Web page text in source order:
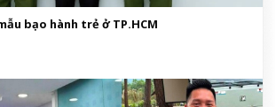
bạo hành trẻ ở TP.HCM